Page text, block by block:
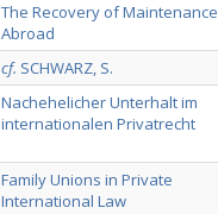
The Recovery of Maintenance
Abroad
cf. SCHWARZ, S.
Nachehelicher Unterhalt im
internationalen Privatrecht
Family Unions in Private
International Law